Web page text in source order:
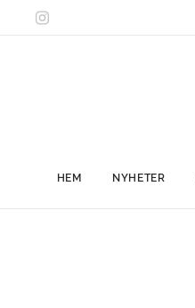
HEM NYHETER